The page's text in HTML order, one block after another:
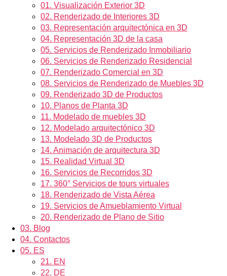
01. Visualización Exterior 3D
02. Renderizado de Interiores 3D
03. Representación arquitectónica en 3D
04. Representación 3D de la casa
05. Servicios de Renderizado Inmobiliario
06. Servicios de Renderizado Residencial
07. Renderizado Comercial en 3D
08. Servicios de Renderizado de Muebles 3D
09. Renderizado 3D de Productos
10. Planos de Planta 3D
11. Modelado de muebles 3D
12. Modelado arquitectónico 3D
13. Modelado 3D de Productos
14. Animación de arquitectura 3D
15. Realidad Virtual 3D
16. Servicios de Recorridos 3D
17. 360° Servicios de tours virtuales
18. Renderizado de Vista Aérea
19. Servicios de Amueblamiento Virtual
20. Renderizado de Plano de Sitio
03. Blog
04. Contactos
05. ES
21. EN
22. DE